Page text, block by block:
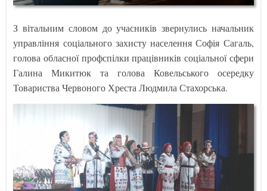
З вітальним словом до учасників звернулись начальник
управління соціального захисту населення Софія Сагаль,
голова обласної профспілки працівників соціальної сфери
Галина Микитюк та голова Ковельського осередку
Товариства Червоного Хреста Людмила Стахорська.